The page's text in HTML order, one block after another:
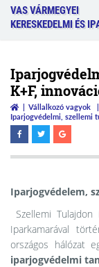
VAS VÁRMEGYEI
KERESKEDELMI ÉS
K+F,
Vállalkozó vagyok
Iparjogvédelmi, szellemi
Iparjogvédelem,
Szellemi
Iparkamarával
országos hálózat
iparjogvédelmi